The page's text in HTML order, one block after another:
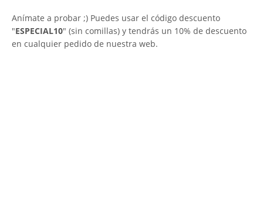
Anímate a probar ;) Puedes usar el código descuento
"ESPECIAL10" (sin comillas) y tendrás un 10% de descuento
en cualquier pedido de nuestra web.